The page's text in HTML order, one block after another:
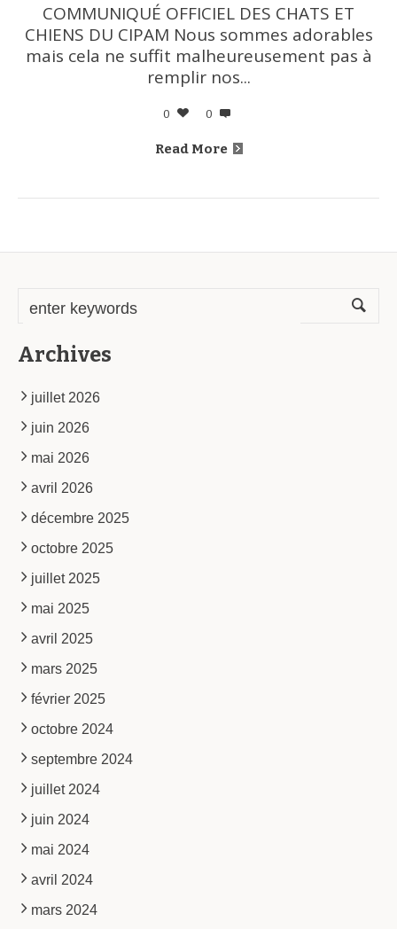
COMMUNIQUÉ OFFICIEL DES CHATS ET
CHIENS DU CIPAM Nous sommes adorables
mais cela ne suffit malheureusement pas à
remplir nos...
0 0
Read More
Archives
juillet 2026
juin 2026
mai 2026
avril 2026
décembre 2025
octobre 2025
juillet 2025
mai 2025
avril 2025
mars 2025
février 2025
octobre 2024
septembre 2024
juillet 2024
juin 2024
mai 2024
avril 2024
mars 2024